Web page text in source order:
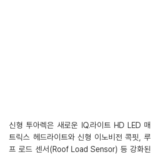
신형 투아렉은 새로운 IQ.라이트 HD LED 매
트릭스 헤드라이트와 신형 이노비전 콕핏, 루
프 로드 센서(Roof Load Sensor) 등 강화된